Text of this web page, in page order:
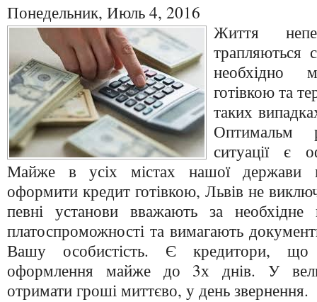
Понедельник, Июль 4, 2016
Життя
трапляються
необхідно
готівкою та
таких
Оптимальм
ситуації є
Майже в усіх містах нашої держави
оформити кредит готівкою, Львів не
певні установи вважають за
платоспроможності та вимагають
Вашу особистість. Є кредитори, що
оформлення майже до 3х днів. У
отримати гроші миттєво, у день звернення.